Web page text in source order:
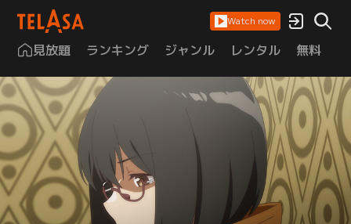
Watch now
見放題 ランキング ジャンル レンタル 無料